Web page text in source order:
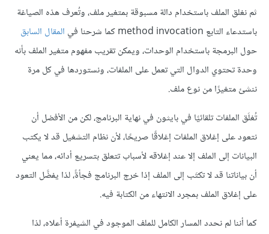
ثم نغلق الملف باستخدام دالة مسبوقة بمتغير ملف، وتُعرف هذه الصياغة
باستدعاء التابع method invocation كما شرحنا في
المقال السابق
حول البرمجة باستخدام الوحدات، ويمكن تقريب مفهوم متغير الملف بأنه
وحدة تحتوي الدوال التي تعمل على الملفات، ونستوردها في كل مرة
ننشئ متغيرًا من نوع ملف.
تُغلَق الملفات تلقائيًا في بايثون في نهاية البرنامج، لكن من الأفضل أن
نتعود على إغلاق الملفات إغلاقًا صريحًا، لأن نظام التشغيل قد لا يكتب
البيانات إلى الملف إلا عند إغلاقه لأسباب تتعلق بتسريع أدائه، مما يعني
أن بياناتنا قد لا تكتَب إلى الملف إذا خرج البرنامج فجأةً، لذا يفضَّل التعود
على إغلاق الملف بمجرد الانتهاء من الكتابة فيه.
كما أننا لم نحدد المسار الكامل للملف الموجود في الشيفرة أعلاه، لذا